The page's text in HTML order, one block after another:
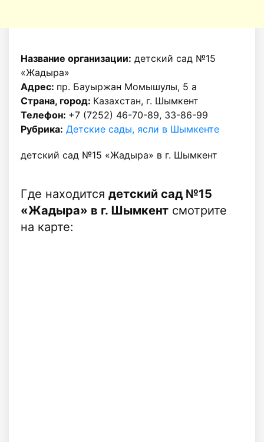
Название организации: детский сад №15
«Жадыра»
Адрес: пр. Бауыржан Момышулы, 5 а
Страна, город: Казахстан, г. Шымкент
Телефон: +7 (7252) 46-70-89, 33-86-99
Рубрика: Детские сады, ясли в Шымкенте
детский сад №15 «Жадыра» в г. Шымкент
Где находится детский сад №15
«Жадыра» в г. Шымкент смотрите
на карте: